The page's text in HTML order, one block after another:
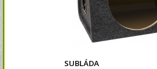
SUBLÁDA